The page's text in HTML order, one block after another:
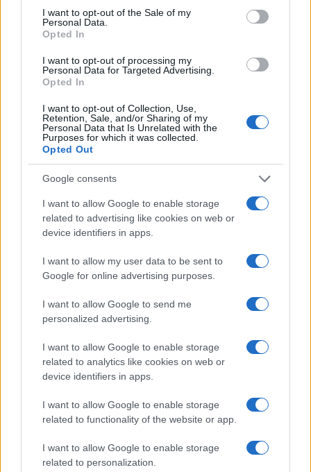
consent section.
I want to opt-out of the Sale of my
Personal Data.
Opted In
I want to opt-out of processing my
Personal Data for Targeted Advertising.
Opted In
I want to opt-out of Collection, Use,
Retention, Sale, and/or Sharing of my
Personal Data that Is Unrelated with the
Purposes for which it was collected.
Opted Out
Google consents
I want to allow Google to enable storage
related to advertising like cookies on web or
device identifiers in apps.
I want to allow my user data to be sent to
Google for online advertising purposes.
I want to allow Google to send me
personalized advertising.
I want to allow Google to enable storage
related to analytics like cookies on web or
device identifiers in apps.
I want to allow Google to enable storage
related to functionality of the website or app.
I want to allow Google to enable storage
related to personalization.
badge di guida della città come ricordo unico.
Continua a leggere